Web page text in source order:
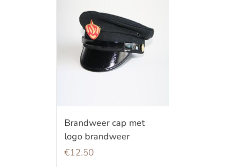
Brandweer cap met
logo brandweer
€12.50